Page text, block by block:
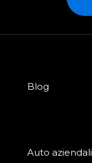
Blog
Auto aziendali